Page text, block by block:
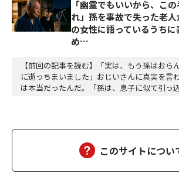
「幽霊でもいいから、こ
れ」孫を事故で失った老
の女性に語っているうち
め…
【前回の記事を読む】「実は、もう孫はお
に逝っちまいました」おじいさんに真実を言
は本当だったんだ。「孫は、息子に似て引っ
塞ぐわけにもいかない。「仲の良い子もおら
このサイトについ